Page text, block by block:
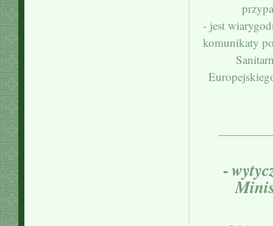
‐ jest
komunikaty
‐